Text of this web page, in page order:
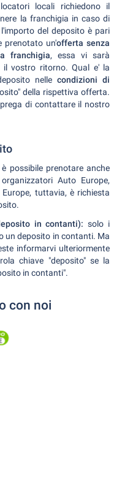
locali richiedono il
la franchigia in caso di
del deposito è pari
prenotato un'offerta senza
franchigia, essa vi sarà
vostro ritorno. Qual e' la
nellecondizioni di
della rispettiva offerta.
di contattare il nostro
è possibile prenotare anche
Auto Europe,
tuttavia, è richiesta
in contanti):solo i
un deposito in contanti. Ma
informarvi ulteriormente
chiave "deposito" se la
in contanti".
con noi